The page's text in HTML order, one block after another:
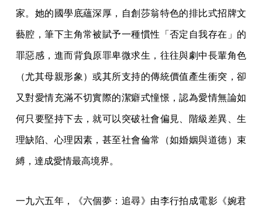
家。她的國學底蘊深厚，自創莎翁特色的排比式招牌文
藝腔，筆下主角常被賦予一種慣性「否定自我存在」的
罪惡感，進而背負原罪卑微求生，往往與劇中長輩角色
（尤其母親形象）或其所支持的傳統價值產生衝突，卻
又對愛情充滿不切實際的潔癖式憧憬，認為愛情無論如
何只要堅持下去，就可以突破社會偏見、階級差異、生
理缺陷、心理因素，甚至社會倫常（如婚姻與道德）束
縛，達成愛情最高境界。
一九六五年，《六個夢：追尋》由李行拍成電影《婉君